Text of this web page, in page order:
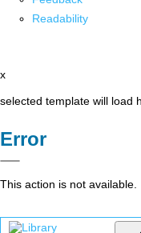
Readability
x
selected template will load
Error
This action is not available.